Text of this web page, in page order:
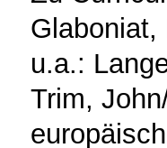
u.a.:
Trim,